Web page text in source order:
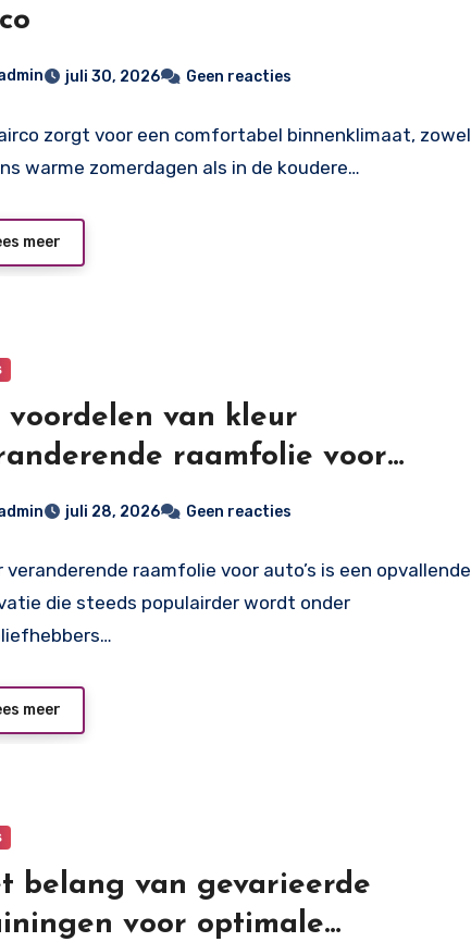
juli 30, 2026 Geen reacties
zorgt voor een comfortabel binnenklimaat, zowel
warme zomerdagen als in de koudere…
meer
voordelen van kleur
raamfolie voor
juli 28, 2026 Geen reacties
veranderende raamfolie voor auto’s is een opvallende
die steeds populairder wordt onder
meer
belang van gevarieerde
voor optimale